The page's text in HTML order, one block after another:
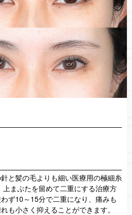
と髪の毛よりも細い医療用の極細糸
上まぶたを留めて二重にする治療方
ず10～15分で二重になり、痛みも
も小さく抑えることができます。